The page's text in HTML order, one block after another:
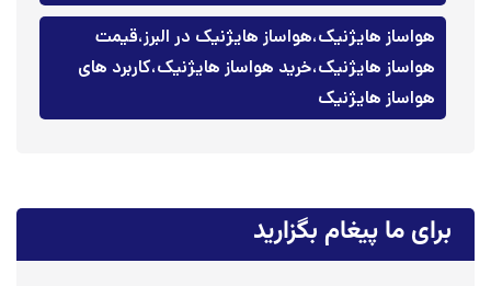
هواساز هایژنیک،هواساز هایژنیک در البرز،قیمت
هواساز هایژنیک،خرید هواساز هایژنیک،کاربرد های
هواساز هایژنیک
برای ما پیغام بگزارید